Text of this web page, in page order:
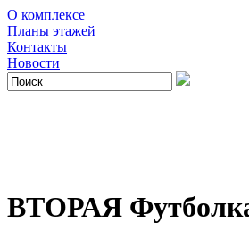
О комплексе
Планы этажей
Контакты
Новости
ВТОРАЯ